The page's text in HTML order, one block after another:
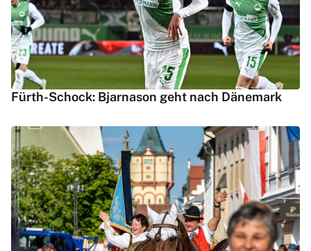
Fürth-Schock: Bjarnason geht nach Dänemark